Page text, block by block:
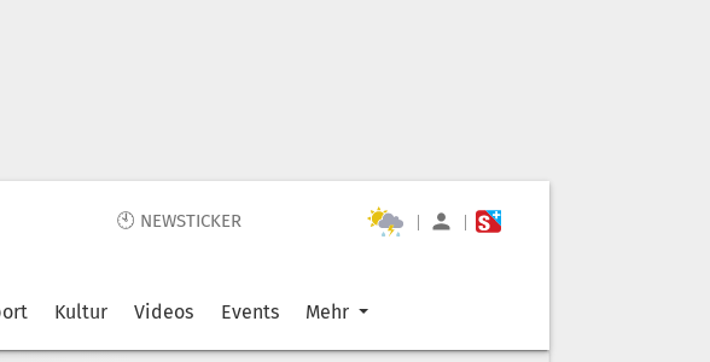
🕙 NEWSTICKER | |
Kultur Videos Events Mehr